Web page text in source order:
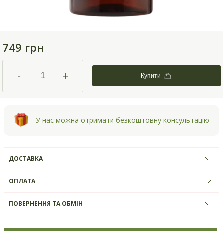
749 грн
- + Купити
У нас можна отримати безкоштовну консультацію
ДОСТАВКА
ОПЛАТА
ПОВЕРНЕННЯ ТА ОБМІН